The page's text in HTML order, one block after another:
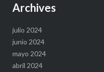
Archives
julio 2024
junio 2024
mayo 2024
abril 2024